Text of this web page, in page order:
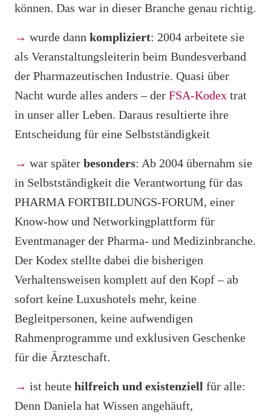
können. Das war in dieser Branche genau richtig.
→ wurde dann kompliziert: 2004 arbeitete sie
als Veranstaltungsleiterin beim Bundesverband
der Pharmazeutischen Industrie. Quasi über
Nacht wurde alles anders – der FSA-Kodex trat
in unser aller Leben. Daraus resultierte ihre
Entscheidung für eine Selbstständigkeit
→ war später besonders: Ab 2004 übernahm sie
in Selbstständigkeit die Verantwortung für das
PHARMA FORTBILDUNGS-FORUM, einer
Know-how und Networkingplattform für
Eventmanager der Pharma- und Medizinbranche.
Der Kodex stellte dabei die bisherigen
Verhaltensweisen komplett auf den Kopf – ab
sofort keine Luxushotels mehr, keine
Begleitpersonen, keine aufwendigen
Rahmenprogramme und exklusiven Geschenke
für die Ärzteschaft.
→ ist heute hilfreich und existenziell für alle:
Denn Daniela hat Wissen angehäuft,